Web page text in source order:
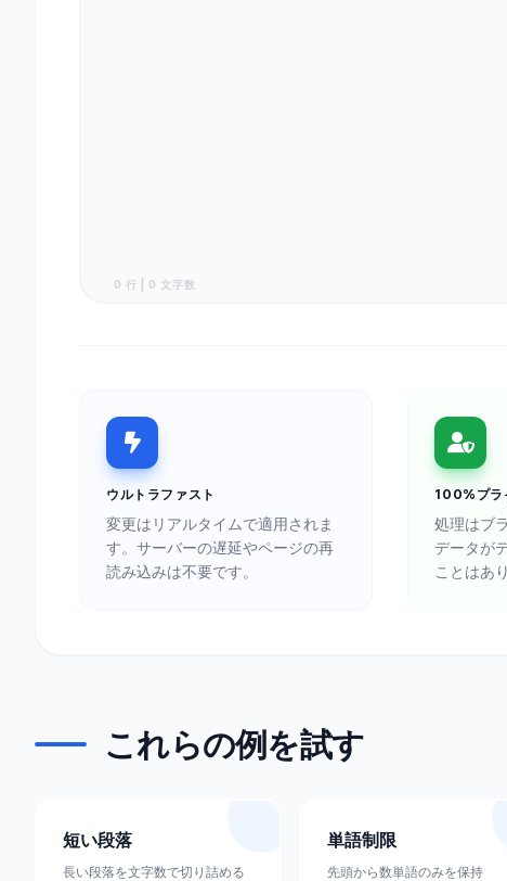
0 行 | 0 文字数
ウルトラファスト
変更はリアルタイムで適用されま
す。サーバーの遅延やページの再
読み込みは不要です。
100%プラ
処理はブ
データが
ことはあ
これらの例を試す
短い段落
長い段落を文字数で切り詰める
単語制限
先頭から数単語のみを保持